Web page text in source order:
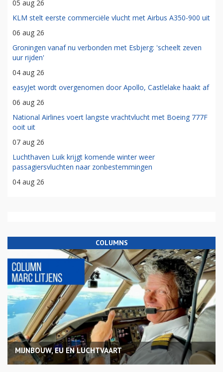
05 aug 26
KLM stelt eerste commerciële vlucht met Airbus A350-900 uit
06 aug 26
Groningen vanaf nu verbonden met Esbjerg: 'scheelt zeven
uur rijden'
04 aug 26
easyJet wordt overgenomen door Apollo, Castlelake haakt af
06 aug 26
National Airlines voert langste vrachtvlucht met Boeing 777F
ooit uit
07 aug 26
Luchthaven Luik krijgt komende winter weer
passagiersvluchten naar zonbestemmingen
04 aug 26
COLUMNS
MIJNBOUW, EU EN LUCHTVAART